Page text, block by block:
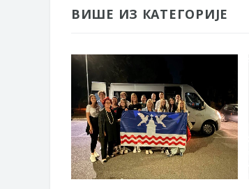
ВИШЕ ИЗ КАТЕГОРИЈЕ